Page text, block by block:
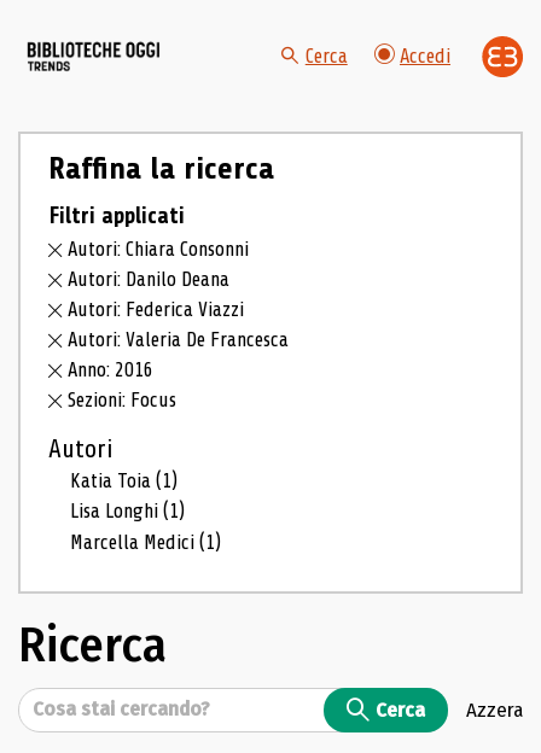
Cerca Accedi
Raffina la ricerca
Filtri applicati
Autori: Chiara Consonni
Autori: Danilo Deana
Autori: Federica Viazzi
Autori: Valeria De Francesca
Anno: 2016
Sezioni: Focus
Autori
Katia Toia(1)
Lisa Longhi(1)
Marcella Medici(1)
Ricerca
Cerca Cerca Azzera